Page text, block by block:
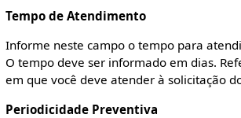
Tempo de Atendimento
Informe neste campo o tempo para
O tempo deve ser informado em dias.
em que você deve atender à solicitação
Periodicidade Preventiva